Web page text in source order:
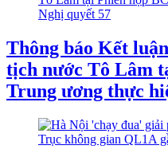
Thông báo Kết
tịch nước Tô Lâm
Trung ương thực